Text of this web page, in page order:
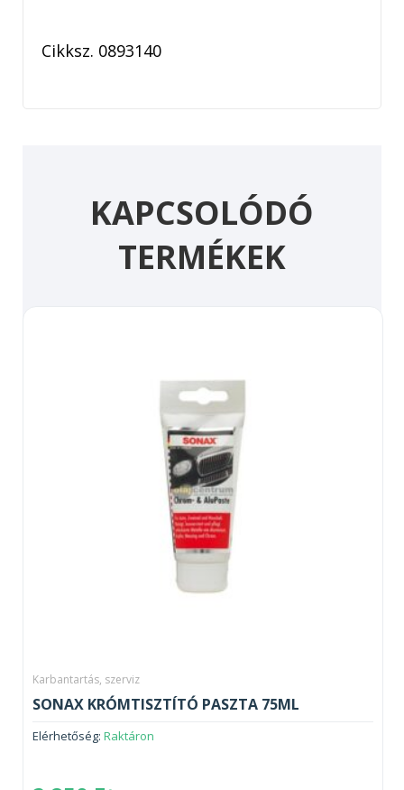
Cikksz. 0893140
KAPCSOLÓDÓ
TERMÉKEK
Karbantartás, szerviz
SONAX KRÓMTISZTÍTÓ PASZTA 75ML
Elérhetőség: Raktáron